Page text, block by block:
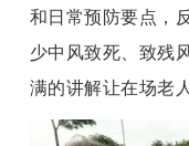
和日常预防要点，
少中风致死、致残
满的讲解让在场老